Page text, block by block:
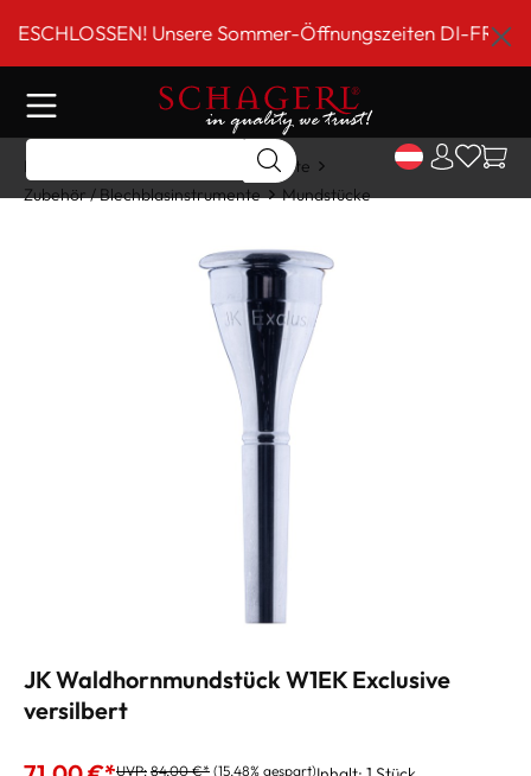
springenUnsere Sommer-Öffnungszeiten DI-FR 9 bis
Home
Blechblasinstrumente
Zubehör / Blechblasinstrumente
Mundstücke
JK Waldhornmundstück W1EK Exclusive
versilbert
UVP: 84,00 €* (15.48% gespart)